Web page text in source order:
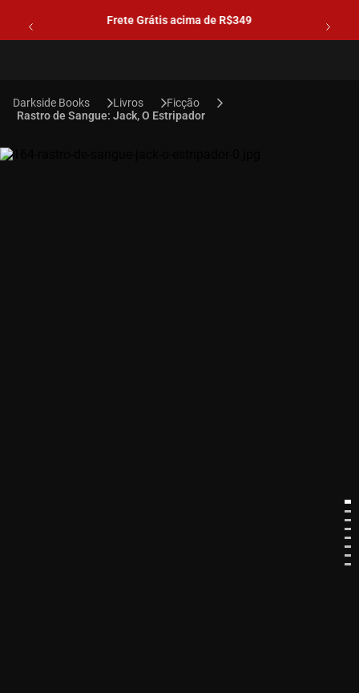
Frete Grátis acima de R$349
Livros
Ficção
Rastro de Sangue: Jack, O Estripador